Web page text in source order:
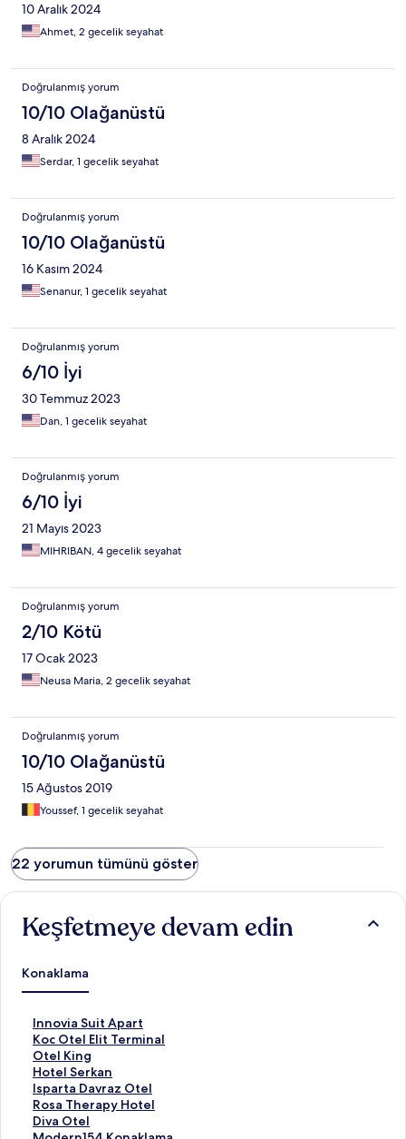
10 Aralık 2024
Ahmet, 2 gecelik seyahat
Doğrulanmış yorum
10/10 Olağanüstü
8 Aralık 2024
Serdar, 1 gecelik seyahat
Doğrulanmış yorum
10/10 Olağanüstü
16 Kasım 2024
Senanur, 1 gecelik seyahat
Doğrulanmış yorum
6/10 İyi
30 Temmuz 2023
Dan, 1 gecelik seyahat
Doğrulanmış yorum
6/10 İyi
21 Mayıs 2023
MIHRIBAN, 4 gecelik seyahat
Doğrulanmış yorum
2/10 Kötü
17 Ocak 2023
Neusa Maria, 2 gecelik seyahat
Doğrulanmış yorum
10/10 Olağanüstü
15 Ağustos 2019
Youssef, 1 gecelik seyahat
22 yorumun tümünü göster
Keşfetmeye devam edin
Konaklama
Innovia Suit Apart
I
n
n
o
v
i
a
Koc Otel Elit Terminal
K
o
c
O
t
e
Otel King
O
t
e
l
K
Hotel Serkan
H
o
t
e
Isparta Davraz Otel
I
s
p
Rosa Therapy Hotel
R
o
Diva Otel
D